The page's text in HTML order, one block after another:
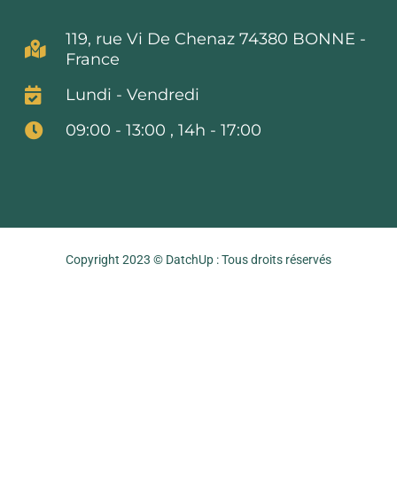
119, rue Vi De Chenaz 74380 BONNE -
France
Lundi - Vendredi
09:00 - 13:00 , 14h - 17:00
Copyright 2023 © DatchUp : Tous droits réservés